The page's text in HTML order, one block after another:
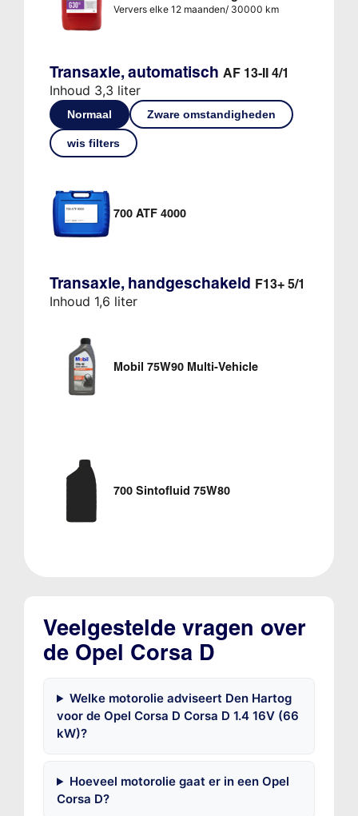
Ververs elke 12 maanden/ 30000 km
Transaxle, automatisch AF 13-II 4/1
Inhoud 3,3 liter
Normaal Zware omstandigheden
wis filters
700 ATF 4000
Transaxle, handgeschakeld F13+ 5/1
Inhoud 1,6 liter
Mobil 75W90 Multi-Vehicle
700 Sintofluid 75W80
Veelgestelde vragen over
de Opel Corsa D
Welke motorolie adviseert Den Hartog
voor de Opel Corsa D Corsa D 1.4 16V (66
kW)?
Hoeveel motorolie gaat er in een Opel
Corsa D?